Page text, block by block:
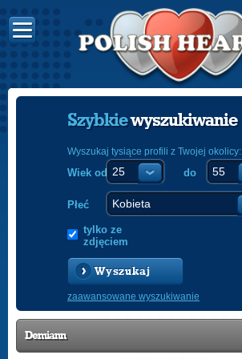
Szybkiewyszukiwanie
Wyszukaj tysiące profili z Twojej okolicy:
Wiek od do
Płeć
tylko ze
zdjęciem
Wyszukaj
zaawansowane wyszukiwanie
Demiann